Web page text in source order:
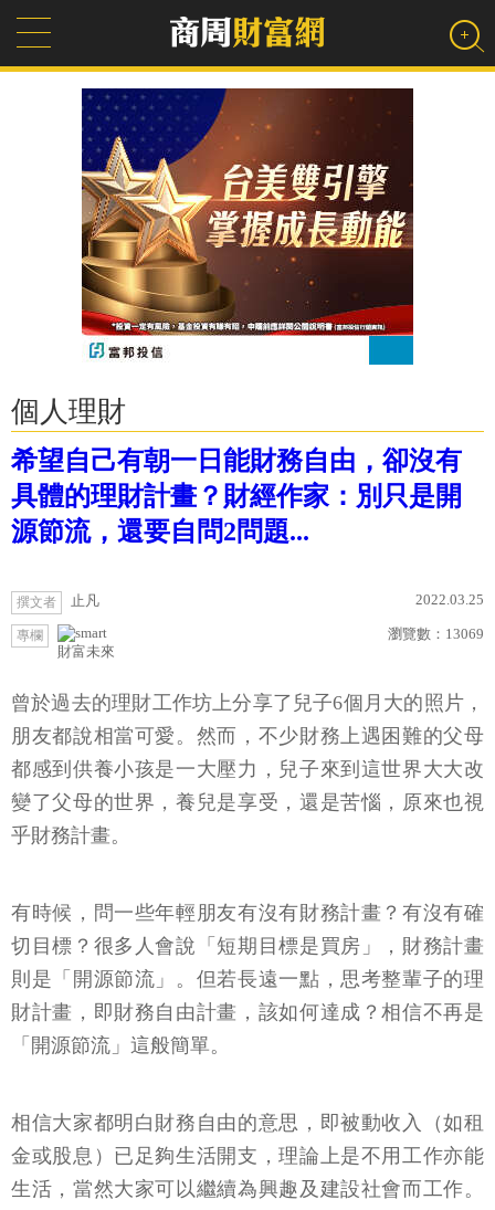
個人理財
希望自己有朝一日能財務自由，卻沒有
具體的理財計畫？財經作家：別只是開
源節流，還要自問2問題...
撰文者 止凡 2022.03.25
專欄
財富未來
瀏覽數： 13069
曾於過去的理財工作坊上分享了兒子6個月大的照片，
朋友都說相當可愛。然而，不少財務上遇困難的父母
都感到供養小孩是一大壓力，兒子來到這世界大大改
變了父母的世界，養兒是享受，還是苦惱，原來也視
乎財務計畫。
有時候，問一些年輕朋友有沒有財務計畫？有沒有確
切目標？很多人會說「短期目標是買房」，財務計畫
則是「開源節流」。但若長遠一點，思考整輩子的理
財計畫，即財務自由計畫，該如何達成？相信不再是
「開源節流」這般簡單。
相信大家都明白財務自由的意思，即被動收入（如租
金或股息）已足夠生活開支，理論上是不用工作亦能
生活，當然大家可以繼續為興趣及建設社會而工作。